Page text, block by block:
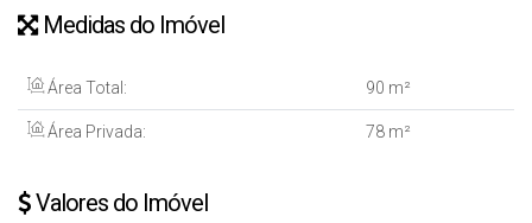
Medidas do Imóvel
Área Total: 90 m²
Área Privada: 78 m²
Valores do Imóvel